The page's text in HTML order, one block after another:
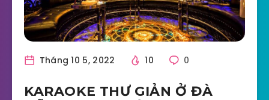
Tháng 10 5, 2022 10 0
KARAOKE THƯ GIẢN Ở ĐÀ